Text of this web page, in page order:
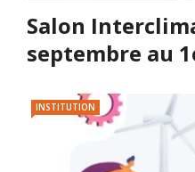
Salon
septembre au
INSTITUTION